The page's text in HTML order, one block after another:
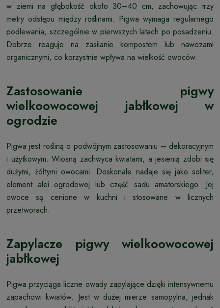
w ziemi na głębokość około 30–40 cm, zachowując trzy
metry odstępu między roślinami. Pigwa wymaga regularnego
podlewania, szczególnie w pierwszych latach po posadzeniu.
Dobrze reaguje na zasilanie kompostem lub nawozami
organicznymi, co korzystnie wpływa na wielkość owoców.
Zastosowanie pigwy
wielkoowocowej jabłkowej w
ogrodzie
Pigwa jest rośliną o podwójnym zastosowaniu – dekoracyjnym
i użytkowym. Wiosną zachwyca kwiatami, a jesienią zdobi się
dużymi, żółtymi owocami. Doskonale nadaje się jako soliter,
element alei ogrodowej lub część sadu amatorskiego. Jej
owoce są cenione w kuchni i stosowane w licznych
przetworach.
Zapylacze pigwy wielkoowocowej
jabłkowej
Pigwa przyciąga liczne owady zapylające dzięki intensywnemu
zapachowi kwiatów. Jest w dużej mierze samopylna, jednak